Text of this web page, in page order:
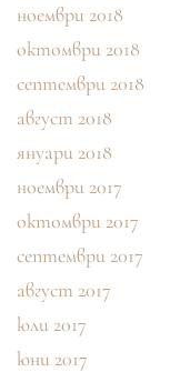
ноември 2018
октомври 2018
септември 2018
август 2018
януари 2018
ноември 2017
октомври 2017
септември 2017
август 2017
юли 2017
юни 2017